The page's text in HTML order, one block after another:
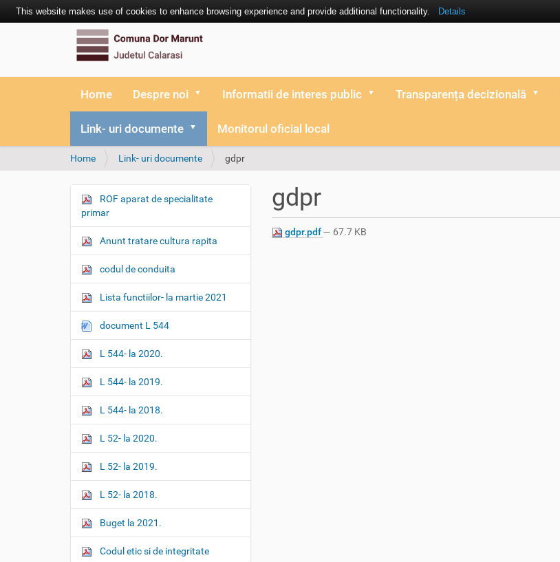
Home Despre noi Informatii de interes public Transparența decizională
Link- uri documente Monitorul oficial local
Y
u
e
e
e
Home Link- uri documente gdpr
gdpr
gdpr.pdf— 67.7 KB
N
a
v
i
g
a
t
i
o
n
ROF aparat de specialitate
primar
Anunt tratare cultura rapita
codul de conduita
Lista functiilor- la martie 2021
document L 544
L 544- la 2020.
L 544- la 2019.
L 544- la 2018.
L 52- la 2020.
L 52- la 2019.
L 52- la 2018.
Buget la 2021.
Codul etic si de integritate
This website makes use of cookies to enhance browsing experience and provide additional functionality. Details